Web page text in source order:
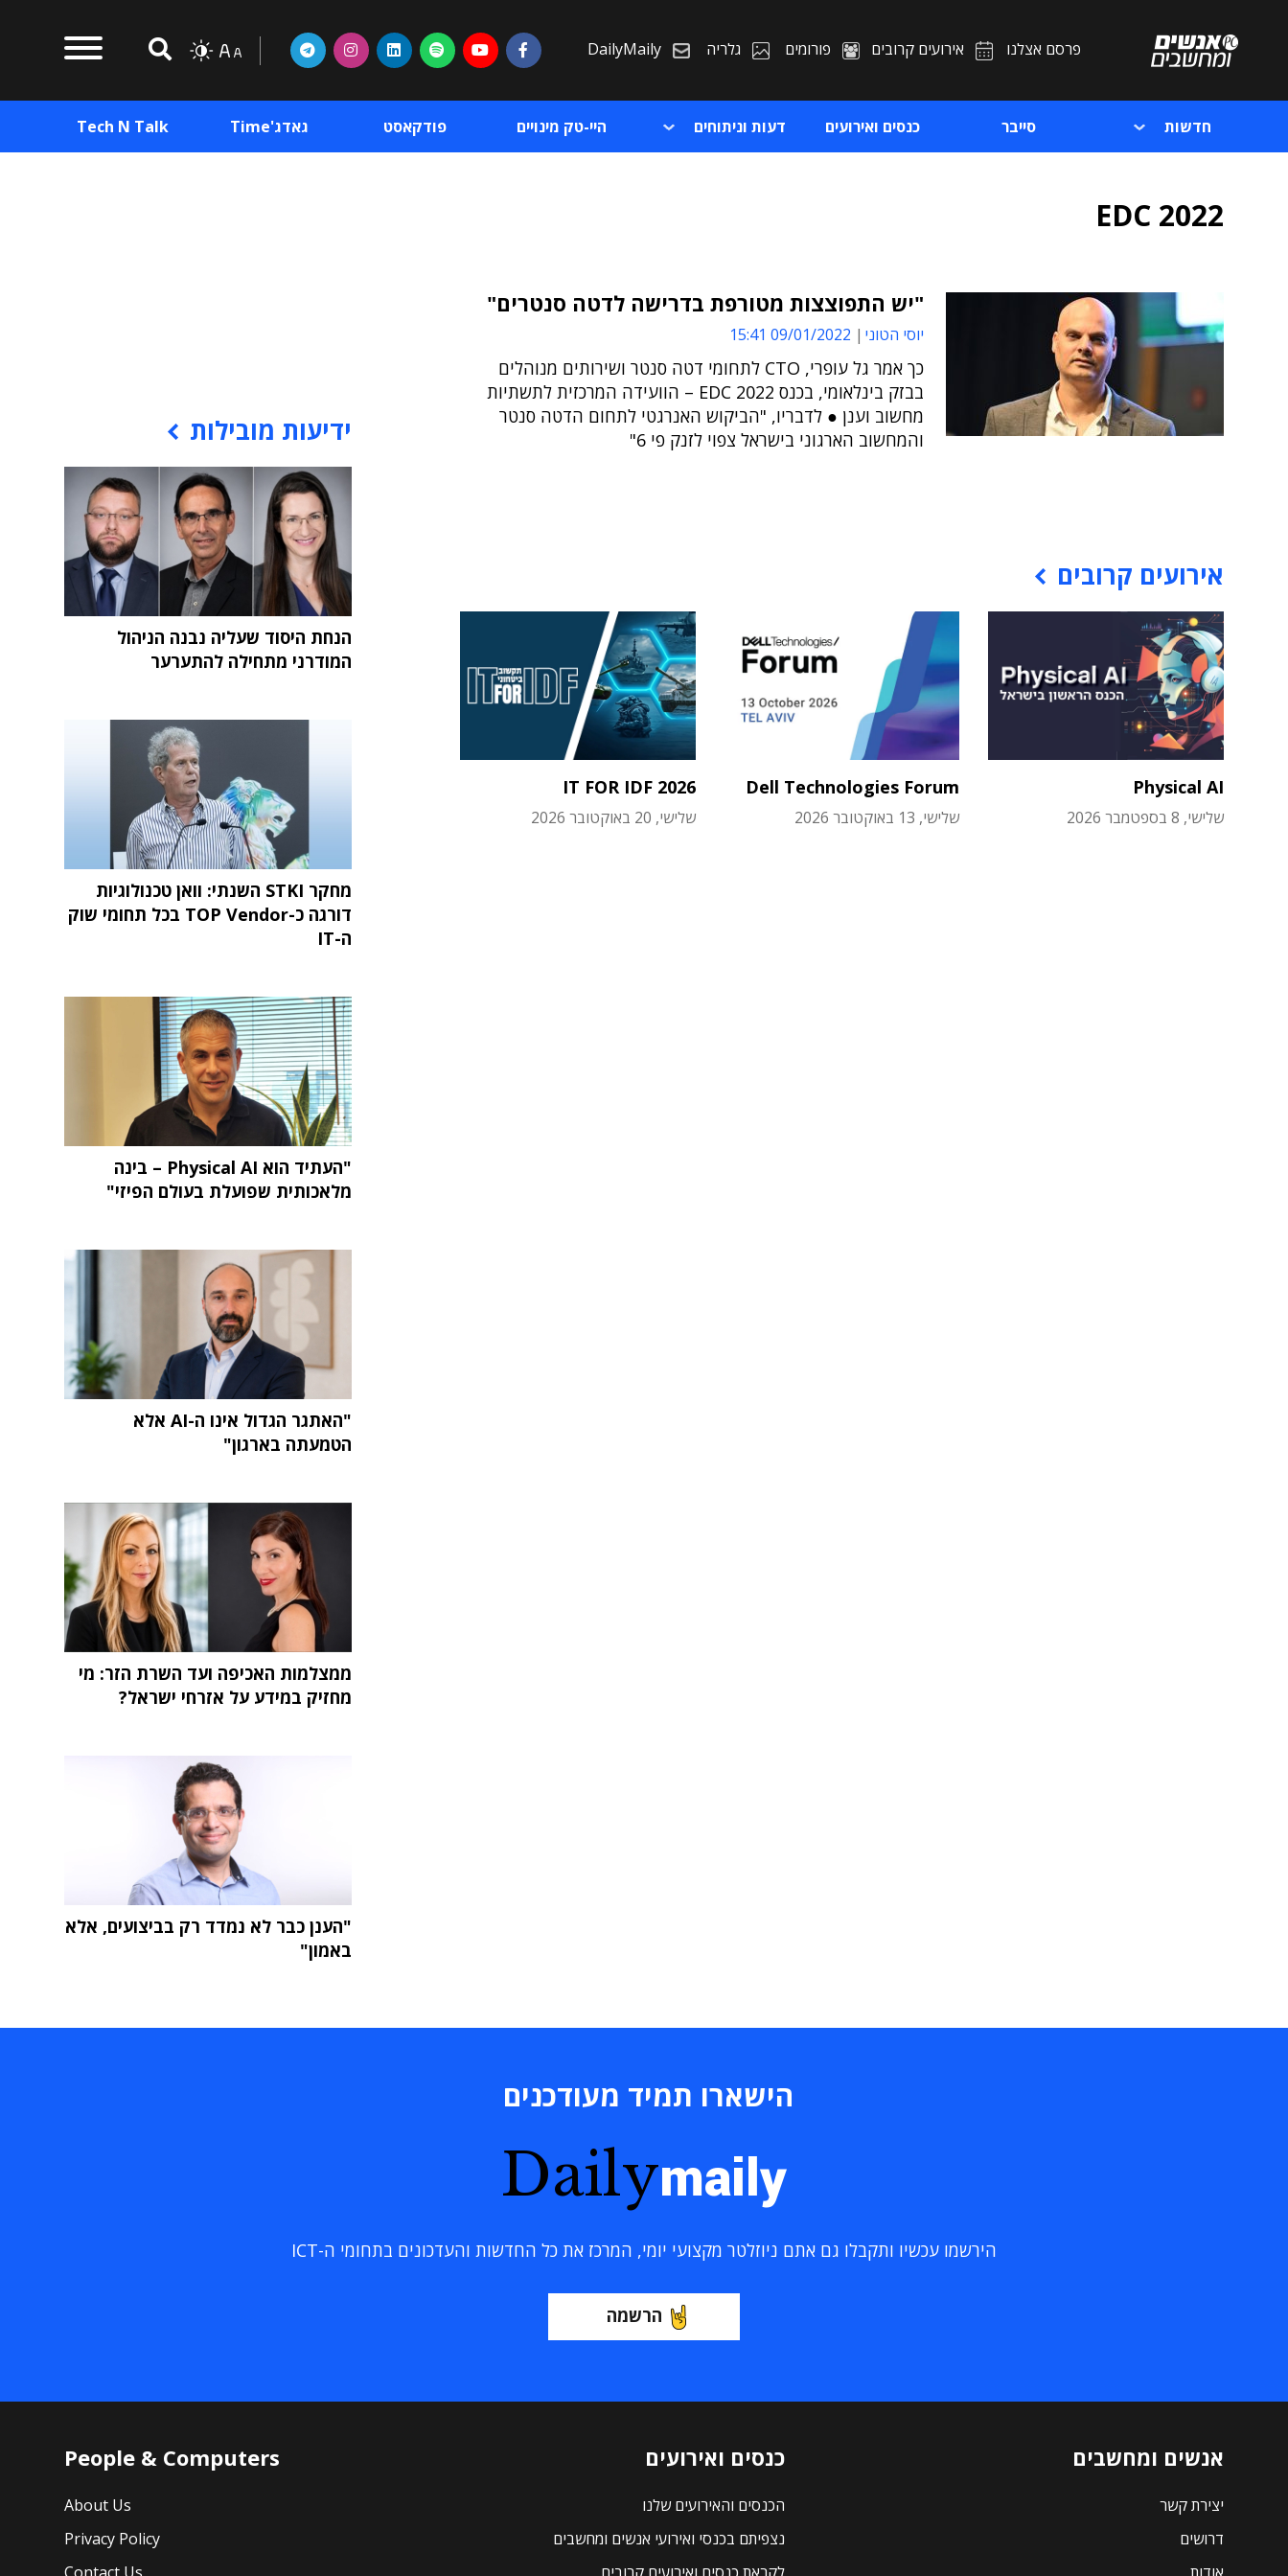
פרסם אצלנו אירועים קרובים פורומים גלריה DailyMaily
חדשות סייבר כנסים ואירועים דעות וניתוחים היי-טק מינויים פודקאסט גאדג'Time Tech N Talk
EDC 2022
"יש התפוצצות מטורפת בדרישה לדטה סנטרים"
יוסי הטוני 09/01/2022 15:41
כך אמר גל עופרי, CTO לתחומי דטה סנטר ושירותים מנוהלים
בבזק בינלאומי, בכנס EDC 2022 – הוועידה המרכזית לתשתיות
מחשוב וענן ● לדבריו, "הביקוש האנרגטי לתחום הדטה סנטר
והמחשוב הארגוני בישראל צפוי לזנק פי 6"
אירועים קרובים
Physical AI
שלישי, 8 בספטמבר 2026
Dell Technologies Forum
שלישי, 13 באוקטובר 2026
IT FOR IDF 2026
שלישי, 20 באוקטובר 2026
ידיעות מובילות
הנחת היסוד שעליה נבנה הניהול
המודרני מתחילה להתערער
מחקר STKI השנתי: וואן טכנולוגיות
דורגה כ-TOP Vendor בכל תחומי שוק
ה-IT
"העתיד הוא Physical AI – בינה
מלאכותית שפועלת בעולם הפיזי"
"האתגר הגדול אינו ה-AI אלא
הטמעתה בארגון"
ממצלמות האכיפה ועד השרת הזר: מי
מחזיק במידע על אזרחי ישראל?
"הענן כבר לא נמדד רק בביצועים, אלא
באמון"
הישארו תמיד מעודכנים
Dailymaily
הירשמו עכשיו ותקבלו גם אתם ניוזלטר מקצועי יומי, המרכז את כל החדשות והעדכונים בתחומי ה-ICT
הרשמה
אנשים ומחשבים
יצירת קשר
דרושים
כנסים ואירועים
הכנסים והאירועים שלנו
נצפיתם בכנסי ואירועי אנשים ומחשבים
People & Computers
About Us
Privacy Policy